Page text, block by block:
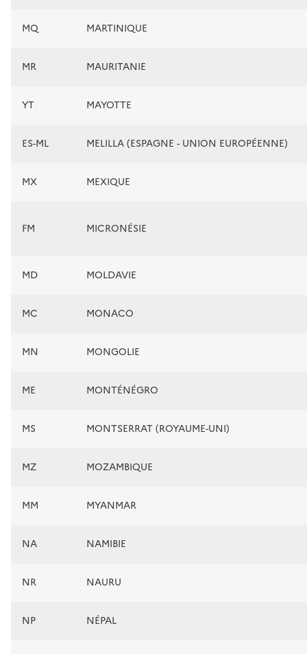
MQ MARTINIQUE
MR MAURITANIE
YT MAYOTTE
ES-ML MELILLA (ESPAGNE - UNION EUROPÉENNE)
MX MEXIQUE
FM MICRONÉSIE
MD MOLDAVIE
MC MONACO
MN MONGOLIE
ME MONTÉNÉGRO
MS MONTSERRAT (ROYAUME-UNI)
MZ MOZAMBIQUE
MM MYANMAR
NA NAMIBIE
NR NAURU
NP NÉPAL